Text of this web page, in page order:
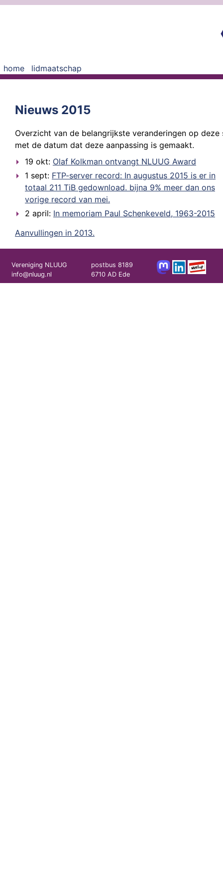
home lidmaatschap
Nieuws 2015
Overzicht van de belangrijkste veranderingen op deze
met de datum dat deze aanpassing is gemaakt.
19 okt: Olaf Kolkman ontvangt NLUUG Award
1 sept: FTP-server record: In augustus 2015 is er in
totaal 211 TiB gedownload. bijna 9% meer dan ons
vorige record van mei.
2 april: In memoriam Paul Schenkeveld, 1963-2015
Aanvullingen in 2013.
Vereniging NLUUG
info@nluug.nl
postbus 8189
6710 AD Ede